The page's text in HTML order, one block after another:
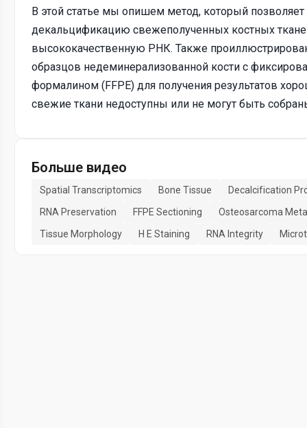
В этой статье мы опишем метод, который позволяет
декальцификацию свежеполученных костных
высококачественную РНК. Также
образцов недеминерализованной кости с
формалином (FFPE) для получения результатов
свежие ткани недоступны или не могут быть
Больше видео
Spatial Transcriptomics Bone Tissue
Decalcification
RNA Preservation
FFPE Sectioning
Osteosarcoma
Tissue Morphology
H E Staining RNA Integrity